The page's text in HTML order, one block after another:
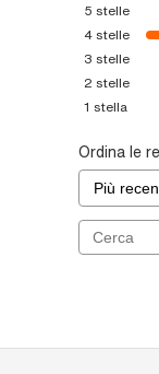
5 stelle
4stelle
3 stelle
2 stelle
1 stella
Ordina le